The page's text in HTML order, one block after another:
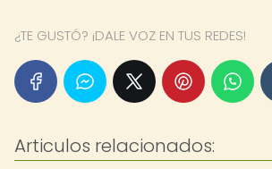
¿TE GUSTÓ? ¡DALE VOZ EN TUS REDES!
Articulos relacionados: